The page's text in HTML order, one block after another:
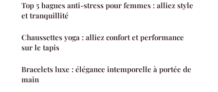
Top 5 bagues anti-stress pour femmes : alliez style
et tranquillité
Chaussettes yoga : alliez confort et performance
sur le tapis
Bracelets luxe : élégance intemporelle à portée de
main